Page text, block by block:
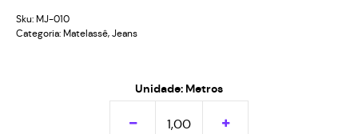
Sku: MJ-010
Categoria: Matelassê, Jeans
Unidade: Metros